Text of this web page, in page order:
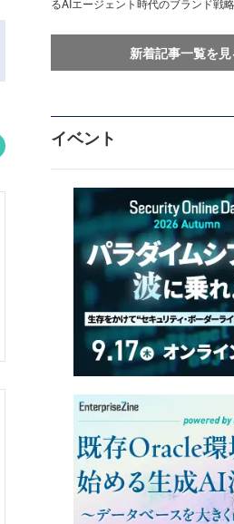
るAIエージェント時代のブランド戦略
新着記事一覧を見
イベント